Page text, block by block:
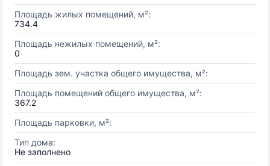
Площадь жилых помещений, м²:
734.4
Площадь нежилых помещений, м²:
0
Площадь зем. участка общего имущества, м²:
Площадь помещений общего имущества, м²:
367.2
Площадь парковки, м²:
Тип дома:
Не заполнено